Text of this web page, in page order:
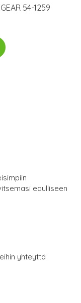
54-1259
edulliseen
yhteyttä